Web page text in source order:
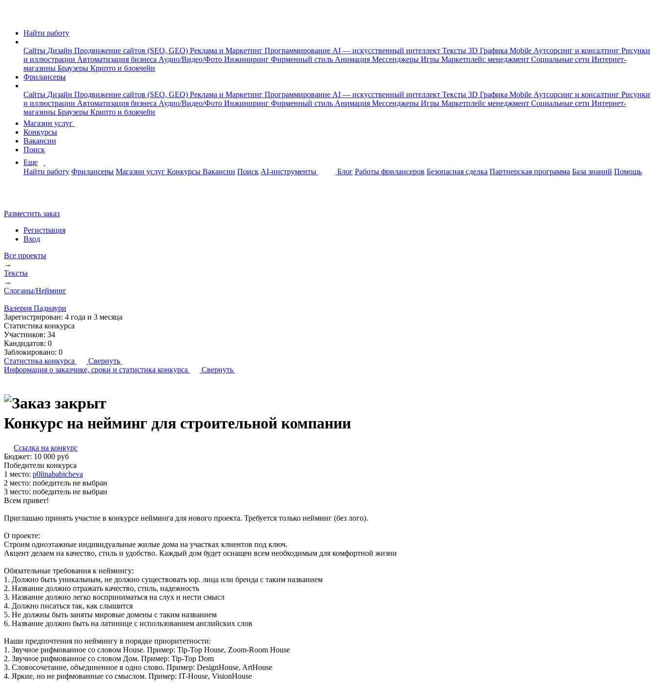
Найти работу
Сайты Дизайн Продвижение сайтов (SEO, GEO) Реклама и Маркетинг Программирование AI — искусственный интеллект Тексты 3D Графика Mobile Аутсорсинг и консалтинг Рисунки
и иллюстрации Автоматизация бизнеса Аудио/Видео/Фото Инжиниринг Фирменный стиль Анимация Мессенджеры Игры Маркетплейс менеджмент Социальные сети Интернет-
магазины Браузеры Крипто и блокчейн
Фрилансеры
Сайты Дизайн Продвижение сайтов (SEO, GEO) Реклама и Маркетинг Программирование AI — искусственный интеллект Тексты 3D Графика Mobile Аутсорсинг и консалтинг Рисунки
и иллюстрации Автоматизация бизнеса Аудио/Видео/Фото Инжиниринг Фирменный стиль Анимация Мессенджеры Игры Маркетплейс менеджмент Социальные сети Интернет-
магазины Браузеры Крипто и блокчейн
Магазин услуг
Конкурсы
Вакансии
Поиск
Еще
Найти работу Фрилансеры Магазин услуг Конкурсы Вакансии Поиск AI-инструменты Блог Работы фрилансеров Безопасная сделка Партнерская программа База знаний Помощь
Разместить заказ
Регистрация
Вход
Все проекты
→
Тексты
→
Слоганы/Нейминг
Валерия Падиаури
Зарегистрирован: 4 года и 3 месяца
Статистика конкурса
Участников: 34
Кандидатов: 0
Заблокировано: 0
Статистика конкурса
Свернуть
Информация о заказчике, сроки и статистика конкурса Свернуть
Конкурс на нейминг для строительной компании
Ссылка на конкурс
Бюджет: 10 000 руб
Победители конкурса
1 место: p­0li­naba­bic­he­va
2 место: победитель не выбран
3 место: победитель не выбран
Всем привет!
Приглашаю принять участие в конкурсе нейминга для нового проекта. Требуется только нейминг (без лого).
О проекте:
Строим одноэтажные индивидуальные жилые дома на участках клиентов под ключ.
Акцент делаем на качество, стиль и удобство. Каждый дом будет оснащен всем необходимым для комфортной жизни
Обязательные требования к неймингу:
1. Должно быть уникальным, не должно существовать юр. лица или бренда с таким названием
2. Название должно отражать качество, стиль, надежность
3. Название должно легко восприниматься на слух и нести смысл
4. Должно писаться так, как слышится
5. Не должны быть заняты мировые домены с таким названием
6. Название должно быть на латинице с использованием английских слов
Наши предпочтения по неймингу в порядке приоритетности:
1. Звучное рифмованное со словом House. Пример: Tip-Top House, Zoom-Room House
2. Звучное рифмованное со словом Дом. Пример: Tip-Top Dom
3. Словосочетание, объединенное в одно слово. Пример: DesignHouse, ArtHouse
4. Яркие, но не рифмованные со смыслом. Пример: IT-House, VisionHouse